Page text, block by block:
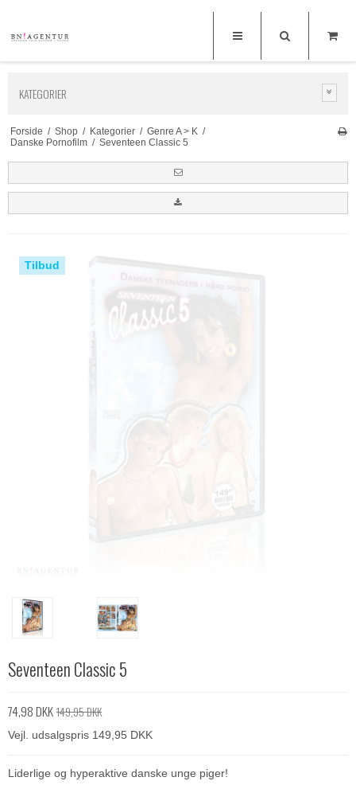
KATEGORIER
Forside / Shop / Kategorier / Genre A > K /
Danske Pornofilm / Seventeen Classic 5
Tilbud
Seventeen Classic 5
74,98 DKK149,95 DKK
Vejl. udsalgspris 149,95 DKK
Liderlige og hyperaktive danske unge piger!